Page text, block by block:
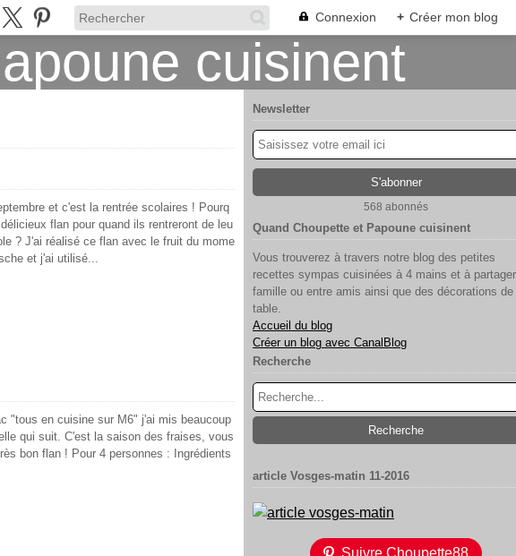
Connexion + Créer mon blog
et c'est la rentrée scolaires ! Pourq
flan pour quand ils rentreront de leu
? J'ai réalisé ce flan avec le fruit du mome
et j'ai utilisé...
"tous en cuisine sur M6" j'ai mis beaucoup
qui suit. C'est la saison des fraises, vous
bon flan ! Pour 4 personnes : Ingrédients
Newsletter
568 abonnés
Quand Choupette et Papoune cuisinent
Vous trouverez à travers notre blog des petites
recettes sympas cuisinées à 4 mains et à
famille ou entre amis ainsi que des décorations de
table.
Accueil du blog
Créer un blog avec CanalBlog
Recherche
article Vosges-matin 11-2016
Suivre Choupette88